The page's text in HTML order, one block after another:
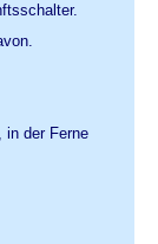
in der Ferne